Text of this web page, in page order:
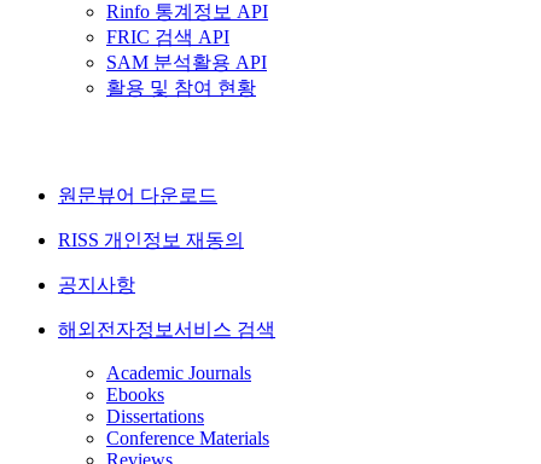
Rinfo 통계정보 API
FRIC 검색 API
SAM 분석활용 API
활용 및 참여 현황
원문뷰어 다운로드
RISS 개인정보 재동의
공지사항
해외전자정보서비스 검색
Academic Journals
Ebooks
Dissertations
Conference Materials
Reviews